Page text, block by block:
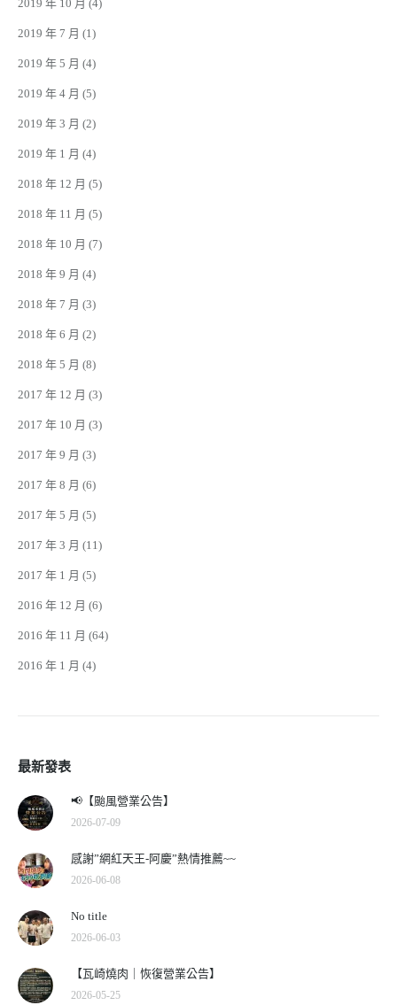
2019 年 10 月 (4)
2019 年 7 月 (1)
2019 年 5 月 (4)
2019 年 4 月 (5)
2019 年 3 月 (2)
2019 年 1 月 (4)
2018 年 12 月 (5)
2018 年 11 月 (5)
2018 年 10 月 (7)
2018 年 9 月 (4)
2018 年 7 月 (3)
2018 年 6 月 (2)
2018 年 5 月 (8)
2017 年 12 月 (3)
2017 年 10 月 (3)
2017 年 9 月 (3)
2017 年 8 月 (6)
2017 年 5 月 (5)
2017 年 3 月 (11)
2017 年 1 月 (5)
2016 年 12 月 (6)
2016 年 11 月 (64)
2016 年 1 月 (4)
最新發表
📢【颱風營業公告】
2026-07-09
感謝”網紅天王-阿慶”熱情推薦~~
2026-06-08
No title
2026-06-03
【瓦崎燒肉｜恢復營業公告】
2026-05-25